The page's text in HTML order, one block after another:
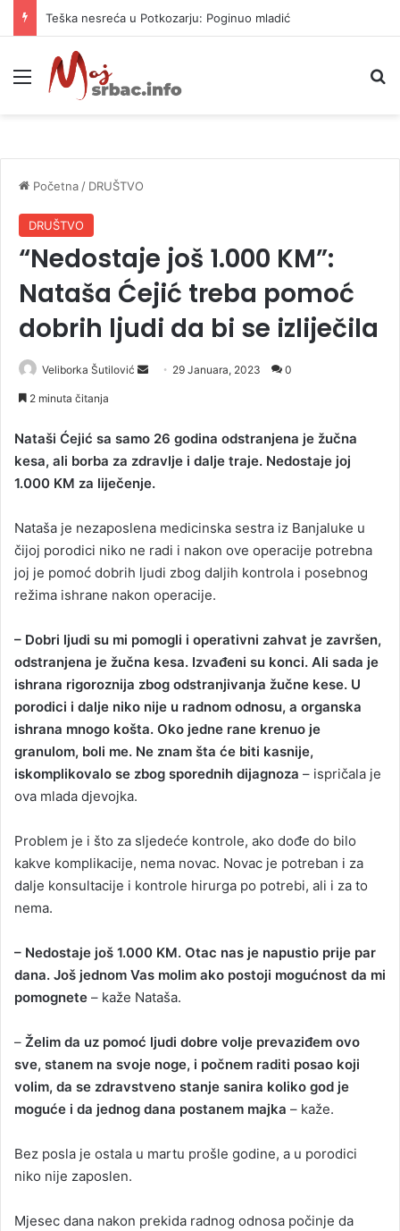
Teška nesreća u Potkozarju: Poginuo mladić
Meni
Početna / DRUŠTVO
DRUŠTVO
“Nedostaje još 1.000 KM”:
Nataša Ćejić treba pomoć
dobrih ljudi da bi se izliječila
Veliborka Šutilović
d
a
29 Januara, 2023 0
2 minuta čitanja
Nataši Ćejić sa samo 26 godina odstranjena je žučna
kesa, ali borba za zdravlje i dalje traje. Nedostaje joj
1.000 KM za liječenje.
Nataša je nezaposlena medicinska sestra iz Banjaluke u
čijoj porodici niko ne radi i nakon ove operacije potrebna
joj je pomoć dobrih ljudi zbog daljih kontrola i posebnog
režima ishrane nakon operacije.
– Dobri ljudi su mi pomogli i operativni zahvat je završen,
odstranjena je žučna kesa. Izvađeni su konci. Ali sada je
ishrana rigoroznija zbog odstranjivanja žučne kese. U
porodici i dalje niko nije u radnom odnosu, a organska
ishrana mnogo košta. Oko jedne rane krenuo je
granulom, boli me. Ne znam šta će biti kasnije,
iskomplikovalo se zbog sporednih dijagnoza – ispričala je
ova mlada djevojka.
Problem je i što za sljedeće kontrole, ako dođe do bilo
kakve komplikacije, nema novac. Novac je potreban i za
dalje konsultacije i kontrole hirurga po potrebi, ali i za to
nema.
– Nedostaje još 1.000 KM. Otac nas je napustio prije par
dana. Još jednom Vas molim ako postoji mogućnost da mi
pomognete – kaže Nataša.
– Želim da uz pomoć ljudi dobre volje prevaziđem ovo
sve, stanem na svoje noge, i počnem raditi posao koji
volim, da se zdravstveno stanje sanira koliko god je
moguće i da jednog dana postanem majka – kaže.
Bez posla je ostala u martu prošle godine, a u porodici
niko nije zaposlen.
Mjesec dana nakon prekida radnog odnosa počinje da